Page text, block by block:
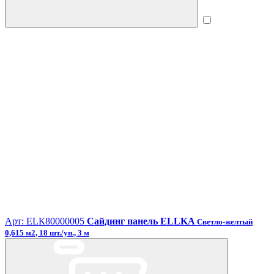
Арт: ЕLК80000005 Сайдинг панель ELLKA Светло-желтый
0,615 м2, 18 шт./уп., 3 м